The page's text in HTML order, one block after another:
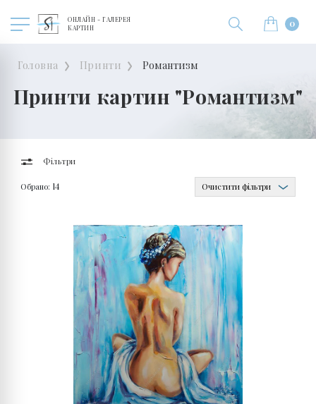
ОНЛАЙН - ГАЛЕРЕЯ
КАРТИН
0
Головна Принти Романтизм
Принти картин "Романтизм"
Фільтри
Обрано: 14 Очистити фільтри